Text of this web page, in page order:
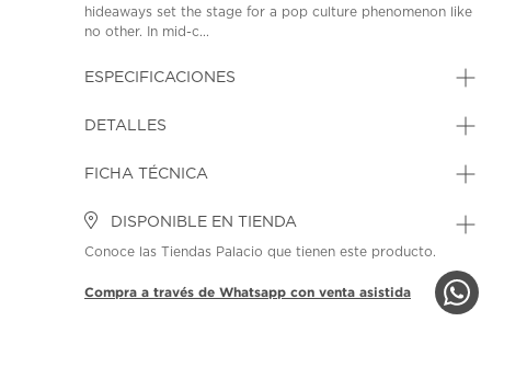
hideaways set the stage for a pop culture phenomenon like
no other. In mid-c...
ESPECIFICACIONES
DETALLES
FICHA TÉCNICA
DISPONIBLE EN TIENDA
Conoce las Tiendas Palacio que tienen este producto.
Compra a través de Whatsapp con venta asistida